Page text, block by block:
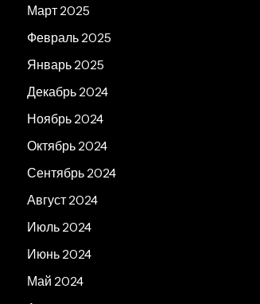
Март 2025
Февраль 2025
Январь 2025
Декабрь 2024
Ноябрь 2024
Октябрь 2024
Сентябрь 2024
Август 2024
Июль 2024
Июнь 2024
Май 2024